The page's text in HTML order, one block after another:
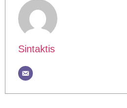
Sintaktis